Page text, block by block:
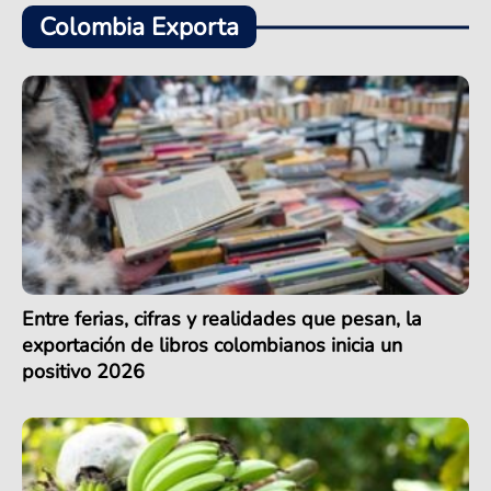
Colombia Exporta
Entre ferias, cifras y realidades que pesan, la
exportación de libros colombianos inicia un
positivo 2026